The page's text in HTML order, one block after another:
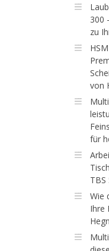
300
zu
von
für
Wie
Ihre